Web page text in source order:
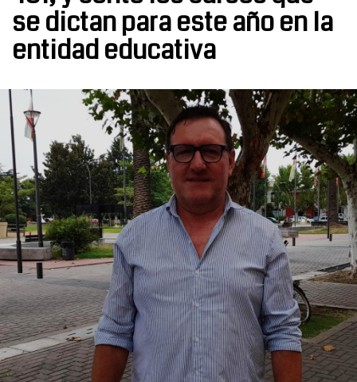
se dictan para este año en la
entidad educativa